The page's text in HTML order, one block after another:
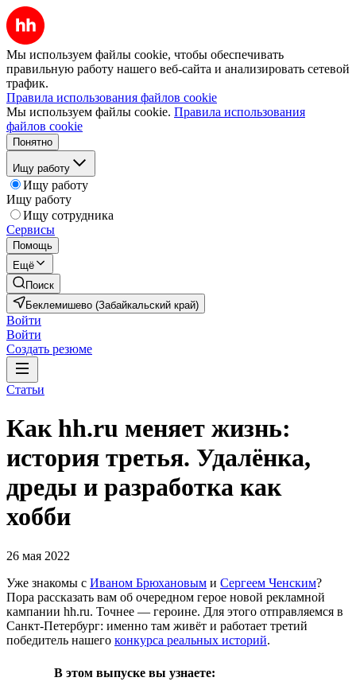
Мы используем файлы cookie, чтобы обеспечивать
правильную работу нашего веб-сайта и анализировать сетевой
трафик.
Правила использования файлов cookie
Мы используем файлы cookie. Правила использования
файлов cookie
Понятно
Ищу работу
Ищу работу
Ищу работу
Ищу сотрудника
Сервисы
Помощь
Ещё
Поиск
Беклемишево (Забайкальский край)
Войти
Войти
Создать резюме
Статьи
Как hh.ru меняет жизнь:
история третья. Удалёнка,
дреды и разработка как
хобби
26 мая 2022
Уже знакомы с Иваном Брюхановым и Сергеем Ченским?
Пора рассказать вам об очередном герое новой рекламной
кампании hh.ru. Точнее — героине. Для этого отправляемся в
Санкт-Петербург: именно там живёт и работает третий
победитель нашего конкурса реальных историй.
В этом выпуске вы узнаете: